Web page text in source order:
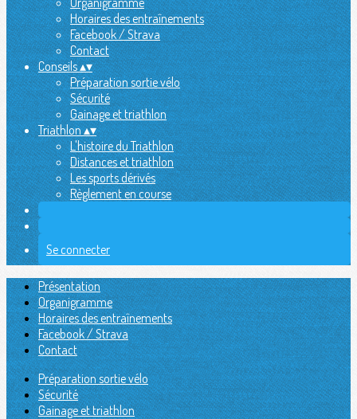
Horaires des entraînements
Facebook / Strava
Contact
Conseils▴▾
Préparation sortie vélo
Sécurité
Gainage et triathlon
Triathlon▴▾
L'histoire du Triathlon
Distances et triathlon
Les sports dérivés
Règlement en course
Se connecter
Présentation
Organigramme
Horaires des entraînements
Facebook / Strava
Contact
Préparation sortie vélo
Sécurité
Gainage et triathlon